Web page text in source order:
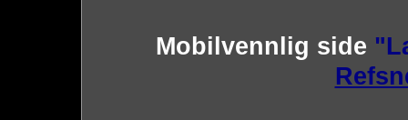
Mobilvennlig side